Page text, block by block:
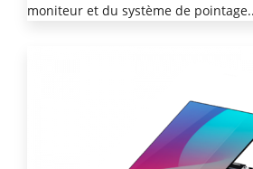
moniteur et du système de pointage..